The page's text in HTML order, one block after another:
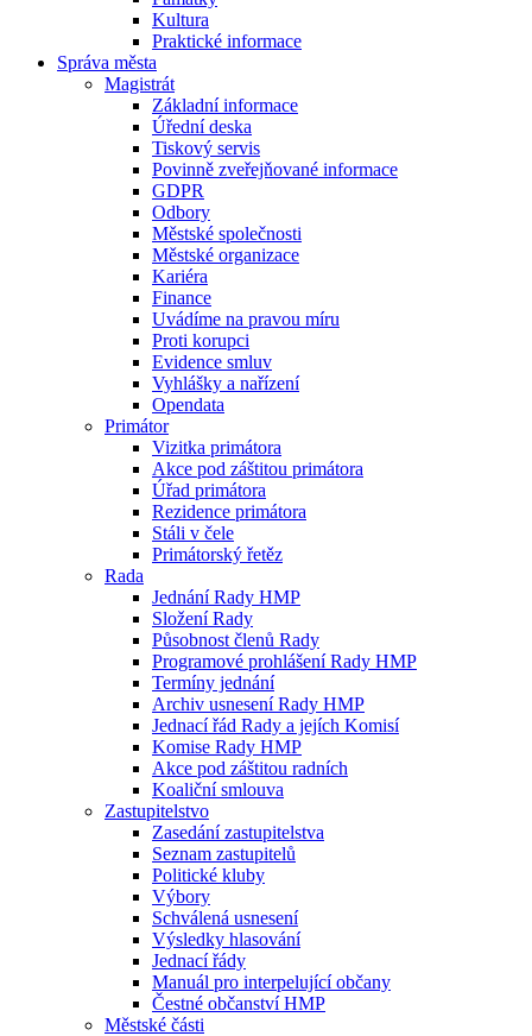
Kultura
Praktické informace
Správa města
Magistrát
Základní informace
Úřední deska
Tiskový servis
Povinně zveřejňované informace
GDPR
Odbory
Městské společnosti
Městské organizace
Kariéra
Finance
Uvádíme na pravou míru
Proti korupci
Evidence smluv
Vyhlášky a nařízení
Opendata
Primátor
Vizitka primátora
Akce pod záštitou primátora
Úřad primátora
Rezidence primátora
Stáli v čele
Primátorský řetěz
Rada
Jednání Rady HMP
Složení Rady
Působnost členů Rady
Programové prohlášení Rady HMP
Termíny jednání
Archiv usnesení Rady HMP
Jednací řád Rady a jejích Komisí
Komise Rady HMP
Akce pod záštitou radních
Koaliční smlouva
Zastupitelstvo
Zasedání zastupitelstva
Seznam zastupitelů
Politické kluby
Výbory
Schválená usnesení
Výsledky hlasování
Jednací řády
Manuál pro interpelující občany
Čestné občanství HMP
Městské části